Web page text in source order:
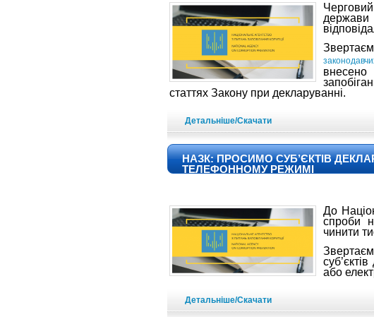
держави
статтях Закону при декларуванні.
Детальніше/Скачати
НАЗК: ПРОСИМО СУБ’ЄКТІВ
ТЕЛЕФОННОМУ РЕЖИМІ
До
спроби
чинити
або
Детальніше/Скачати